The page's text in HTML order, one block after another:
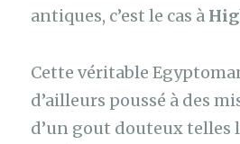
antiques, c’est le cas à
Cette véritable
d’ailleurs poussé à des
d’un gout douteux telles